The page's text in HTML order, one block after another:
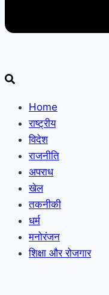
Home
राष्ट्रीय
विदेश
राजनीति
अपराध
खेल
तकनीकी
धर्म
मनोरंजन
शिक्षा और रोजगार